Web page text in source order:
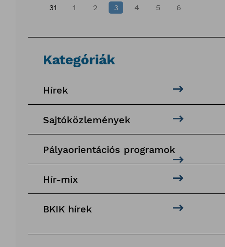
31 1 2 3 4 5 6
Kategóriák
Hírek
Sajtóközlemények
Pályaorientációs programok
Hír-mix
BKIK hírek